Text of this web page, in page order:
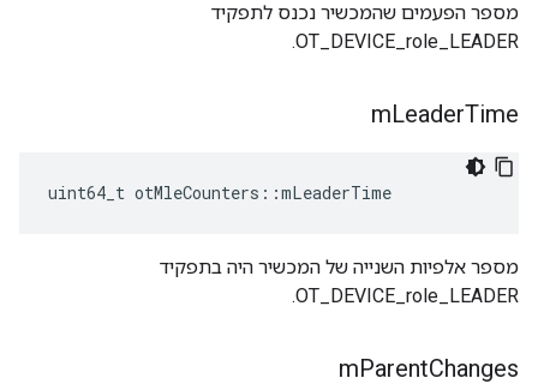
מספר הפעמים שהמכשיר נכנס לתפקיד
OT_DEVICE_role_LEADER.
mLeaderTime
uint64_t otMleCounters ::mLeaderTime
מספר אלפיות השנייה של המכשיר היה בתפקיד
OT_DEVICE_role_LEADER.
mParentChanges